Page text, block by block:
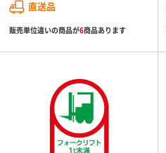
直送品
販売単位違いの商品が6商品あります